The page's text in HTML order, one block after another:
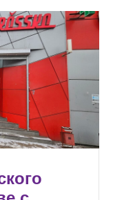
(строительство